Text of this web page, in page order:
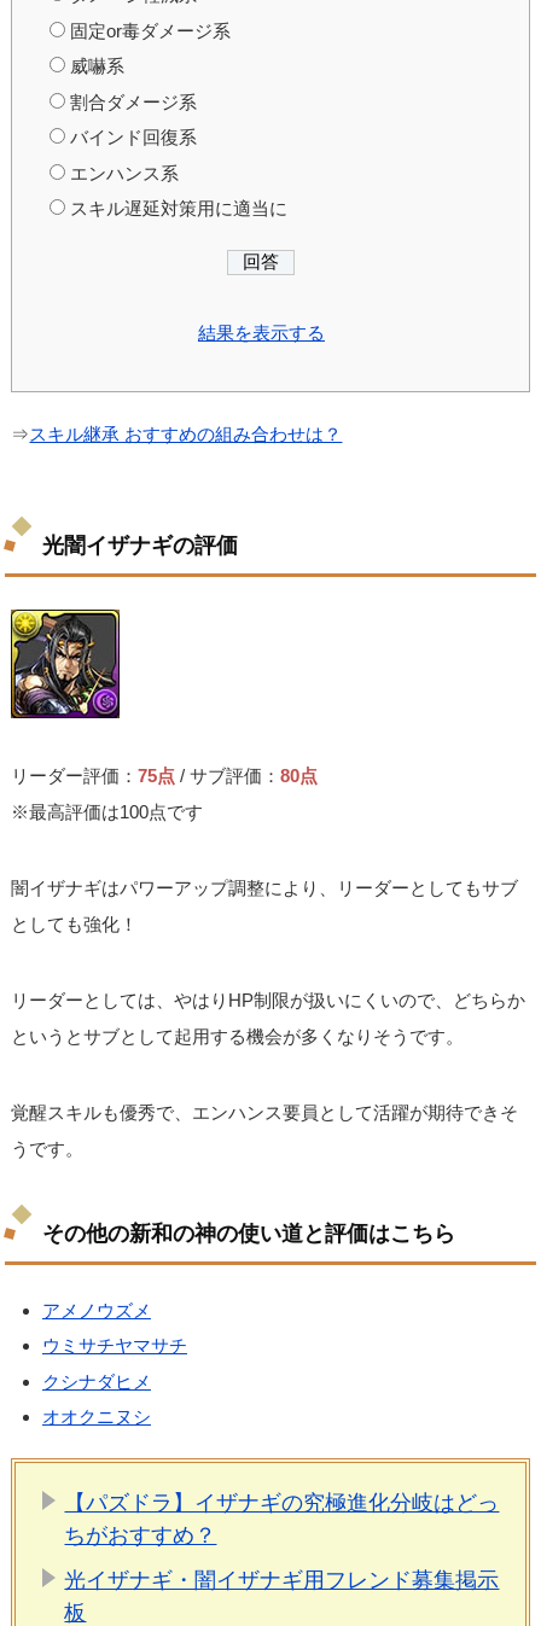
固定or毒ダメージ系
威嚇系
割合ダメージ系
バインド回復系
エンハンス系
スキル遅延対策用に適当に
結果を表示する
⇒スキル継承 おすすめの組み合わせは？
光闇イザナギの評価
リーダー評価：75点 / サブ評価：80点
※最高評価は100点です
闇イザナギはパワーアップ調整により、リーダーとしてもサブ
としても強化！
リーダーとしては、やはりHP制限が扱いにくいので、どちらか
というとサブとして起用する機会が多くなりそうです。
覚醒スキルも優秀で、エンハンス要員として活躍が期待できそ
うです。
その他の新和の神の使い道と評価はこちら
アメノウズメ
ウミサチヤマサチ
クシナダヒメ
オオクニヌシ
【パズドラ】イザナギの究極進化分岐はどっ
ちがおすすめ？
光イザナギ・闇イザナギ用フレンド募集掲示
板